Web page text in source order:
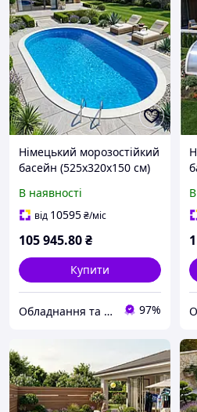
Німецький морозостійкий
басейн (525х320х150 см)
овальний, плівка 0.6 мм,
25.2 м³ металевий
В наявності
від 10595₴/міс
105 945.80₴
Купити
Обладнання та хімія для басейнів з доставкою по всій Україні 97%